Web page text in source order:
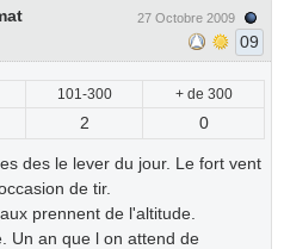
27 Octobre 2009
09
101-300 + de 300
2 0
des le lever du jour. Le fort vent
de tir.
prennent de l'altitude.
Un an que l on attend de